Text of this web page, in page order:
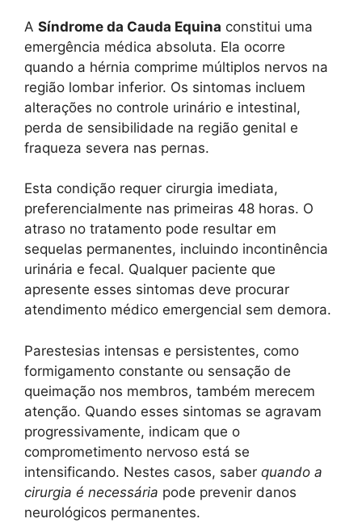
A Síndrome da Cauda Equina constitui uma
emergência médica absoluta. Ela ocorre
quando a hérnia comprime múltiplos nervos na
região lombar inferior. Os sintomas incluem
alterações no controle urinário e intestinal,
perda de sensibilidade na região genital e
fraqueza severa nas pernas.
Esta condição requer cirurgia imediata,
preferencialmente nas primeiras 48 horas. O
atraso no tratamento pode resultar em
sequelas permanentes, incluindo incontinência
urinária e fecal. Qualquer paciente que
apresente esses sintomas deve procurar
atendimento médico emergencial sem demora.
Parestesias intensas e persistentes, como
formigamento constante ou sensação de
queimação nos membros, também merecem
atenção. Quando esses sintomas se agravam
progressivamente, indicam que o
comprometimento nervoso está se
intensificando. Nestes casos, saber quando a
cirurgia é necessária pode prevenir danos
neurológicos permanentes.